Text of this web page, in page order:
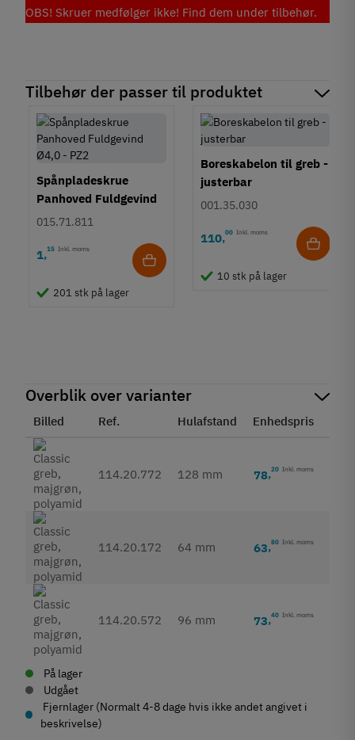
OBS! Skruer medfølger ikke! Find dem under tilbehør.
Tilbehør der passer til produktet
Spånpladeskrue
Panhoved Fuldgevind
Ø4,0 - PZ2
015.71.811
1,15 Inkl. moms
201 stk på lager
Boreskabelon til greb -
justerbar
001.35.030
110,00 Inkl. moms
10 stk på lager
Overblik over varianter
Billed Ref. Hulafstand Enhedspris
114.20.772 128 mm 78,20 Inkl. moms
114.20.172 64 mm 63,80 Inkl. moms
114.20.572 96 mm 73,40 Inkl. moms
På lager
Udgået
Fjernlager (Normalt 4-8 dage hvis ikke andet angivet i
beskrivelse)